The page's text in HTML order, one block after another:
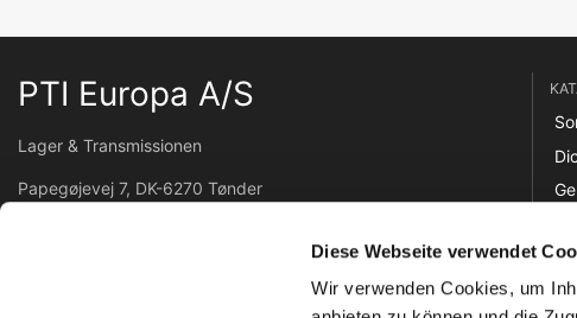
Diese Webseite verwendet
Wir verwenden Cookies, um
PTI Europa A/S
Lager & Transmissionen
Papegøjevej 7, DK-6270 Tønder